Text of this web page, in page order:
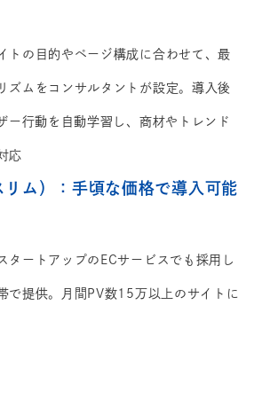
トの目的やページ構成に合わせて、最
ズムをコンサルタントが設定。導入後
ー行動を自動学習し、商材やトレンド
応
ム）：手頃な価格で導入可能
タートアップのECサービスでも採用し
で提供。月間PV数15万以上のサイトに